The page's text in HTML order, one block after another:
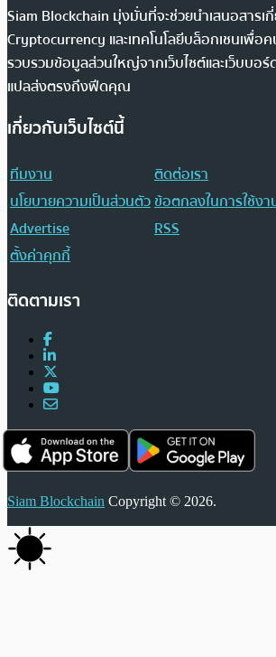
Siam Blockchain มุ่งมั่นที่จะช่วยนำเสนอสารเ
Cryptocurrency และเทคโนโลยีบล็อกเชนเพื่อค
รวบรวมข้อมูลส่วนใหญ่จากเว็บไซต์และเว็บบอร์
แปลส่งตรงถึงฟีดคุณ
เกี่ยวกับเว็บไซต์นี้
ทีมงาน
ติดต่อเรา
นโยบายความเป็นส่วนตัวข้อตกลงในการใช้งา
Advertise
RSS
ตั้งค่าคุกกี้
ติดตามเรา
Siam Blockchain Copyright © 2026.